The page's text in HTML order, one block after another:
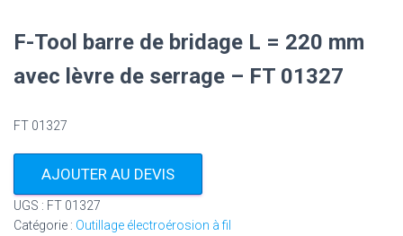
F-Tool barre de bridage L = 220 mm
avec lèvre de serrage – FT 01327
FT 01327
AJOUTER AU DEVIS
UGS : FT 01327
Catégorie : Outillage électroérosion à fil